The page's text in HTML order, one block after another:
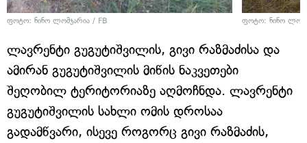
ფოტო: ნინო ლომჯარია / FB ფოტო: ნინო
ლავრენტი გუგუტიშვილის, გივი რაზმაძისა და
ამირან გუგუტიშვილის მიწის ნაკვეთები
შეღობილ ტერიტორიაზე აღმოჩნდა. ლავრენტი
გუგუტიშვილის სახლი ომის დროსაა
გადამწვარი, ისევე როგორც გივი რაზმაძის,